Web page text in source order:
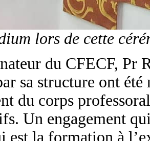
lors de cette
du CFECF, Pr
sa structure ont
du corps
Un engagement
est la formation à